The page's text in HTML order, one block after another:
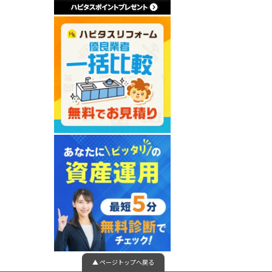
▲ ページトップへ戻る